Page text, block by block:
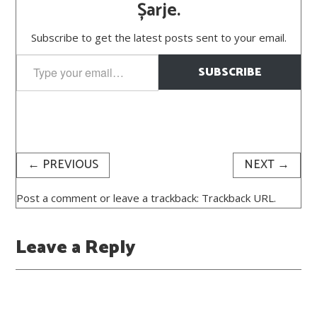
Șarje.
Subscribe to get the latest posts sent to your email.
your
email…
SUBSCRIBE
← PREVIOUS NEXT →
Post a comment or leave a trackback: Trackback URL.
Leave a Reply